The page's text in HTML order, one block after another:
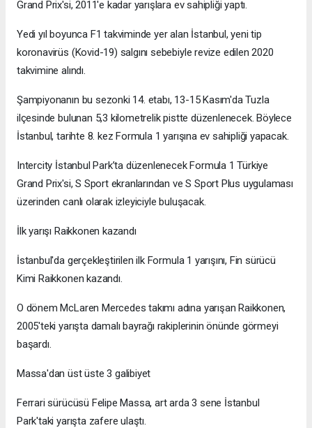
Grand Prix'si, 2011'e kadar yarışlara ev sahipliği yaptı.
Yedi yıl boyunca F1 takviminde yer alan İstanbul, yeni tip
koronavirüs (Kovid-19) salgını sebebiyle revize edilen 2020
takvimine alındı.
Şampiyonanın bu sezonki 14. etabı, 13-15 Kasım'da Tuzla
ilçesinde bulunan 5,3 kilometrelik pistte düzenlenecek. Böylece
İstanbul, tarihte 8. kez Formula 1 yarışına ev sahipliği yapacak.
Intercity İstanbul Park’ta düzenlenecek Formula 1 Türkiye
Grand Prix'si, S Sport ekranlarından ve S Sport Plus uygulaması
üzerinden canlı olarak izleyiciyle buluşacak.
İlk yarışı Raikkonen kazandı
İstanbul'da gerçekleştirilen ilk Formula 1 yarışını, Fin sürücü
Kimi Raikkonen kazandı.
O dönem McLaren Mercedes takımı adına yarışan Raikkonen,
2005'teki yarışta damalı bayrağı rakiplerinin önünde görmeyi
başardı.
Massa'dan üst üste 3 galibiyet
Ferrari sürücüsü Felipe Massa, art arda 3 sene İstanbul
Park'taki yarışta zafere ulaştı.